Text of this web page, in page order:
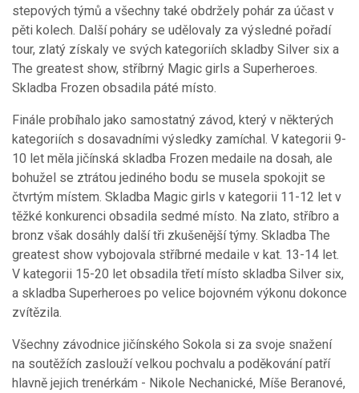
stepových týmů a všechny také obdržely pohár za účast v
pěti kolech. Další poháry se udělovaly za výsledné pořadí
tour, zlatý získaly ve svých kategoriích skladby Silver six a
The greatest show, stříbrný Magic girls a Superheroes.
Skladba Frozen obsadila páté místo.
Finále probíhalo jako samostatný závod, který v některých
kategoriích s dosavadními výsledky zamíchal. V kategorii 9-
10 let měla jičínská skladba Frozen medaile na dosah, ale
bohužel se ztrátou jediného bodu se musela spokojit se
čtvrtým místem. Skladba Magic girls v kategorii 11-12 let v
těžké konkurenci obsadila sedmé místo. Na zlato, stříbro a
bronz však dosáhly další tři zkušenější týmy. Skladba The
greatest show vybojovala stříbrné medaile v kat. 13-14 let.
V kategorii 15-20 let obsadila třetí místo skladba Silver six,
a skladba Superheroes po velice bojovném výkonu dokonce
zvítězila.
Všechny závodnice jičínského Sokola si za svoje snažení
na soutěžích zaslouží velkou pochvalu a poděkování patří
hlavně jejich trenérkám - Nikole Nechanické, Míše Beranové,